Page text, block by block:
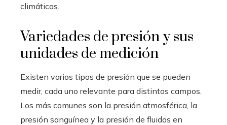
climáticas.
Variedades de presión y sus
unidades de medición
Existen varios tipos de presión que se pueden
medir, cada uno relevante para distintos campos.
Los más comunes son la presión atmosférica, la
presión sanguínea y la presión de fluidos en